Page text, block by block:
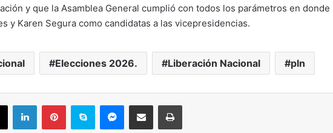
y que la Asamblea General cumplió con todos los parámetros en donde
y Karen Segura como candidatas a las vicepresidencias.
Elecciones 2026. Liberación Nacional pln
X LinkedInPinterestSkype MessengerCompartir por correo electrónicoImprimir